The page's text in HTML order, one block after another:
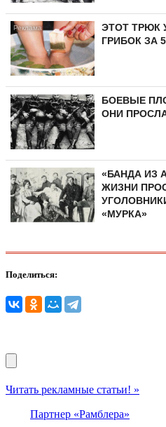
ЭТОТ ТРЮК
ГРИБОК ЗА
БОЕВЫЕ
ОНИ
«БАНДА ИЗ
ЖИЗНИ
«МУРКА»
Поделиться:
Читать рекламные статьи! »
Партнер «Рамблера»